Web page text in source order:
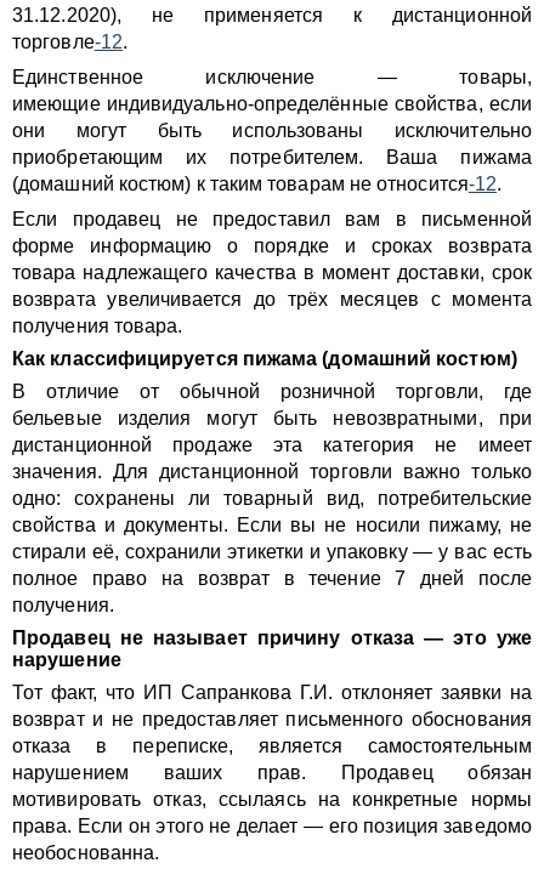
31.12.2020), не применяется к дистанционной
торговле-12.
Единственное исключение — товары,
имеющие индивидуально-определённые свойства, если
они могут быть использованы исключительно
приобретающим их потребителем. Ваша пижама
(домашний костюм) к таким товарам не относится-12.
Если продавец не предоставил вам в письменной
форме информацию о порядке и сроках возврата
товара надлежащего качества в момент доставки, срок
возврата увеличивается до трёх месяцев с момента
получения товара.
Как классифицируется пижама (домашний костюм)
В отличие от обычной розничной торговли, где
бельевые изделия могут быть невозвратными, при
дистанционной продаже эта категория не имеет
значения. Для дистанционной торговли важно только
одно: сохранены ли товарный вид, потребительские
свойства и документы. Если вы не носили пижаму, не
стирали её, сохранили этикетки и упаковку — у вас есть
полное право на возврат в течение 7 дней после
получения.
Продавец не называет причину отказа — это уже
нарушение
Тот факт, что ИП Сапранкова Г.И. отклоняет заявки на
возврат и не предоставляет письменного обоснования
отказа в переписке, является самостоятельным
нарушением ваших прав. Продавец обязан
мотивировать отказ, ссылаясь на конкретные нормы
права. Если он этого не делает — его позиция заведомо
необоснованна.